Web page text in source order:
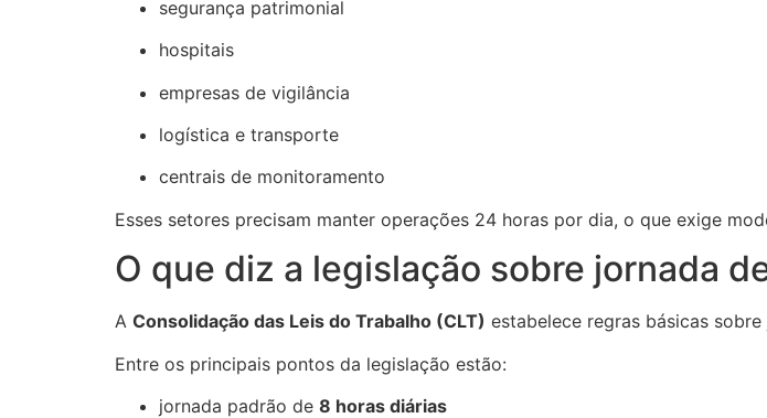
segurança patrimonial
hospitais
empresas de vigilância
logística e transporte
centrais de monitoramento
Esses setores precisam manter operações 24 horas por dia, o que exige
O que diz a legislação sobre jornada
A Consolidação das Leis do Trabalho (CLT) estabelece regras básicas
Entre os principais pontos da legislação estão:
jornada padrão de 8 horas diárias